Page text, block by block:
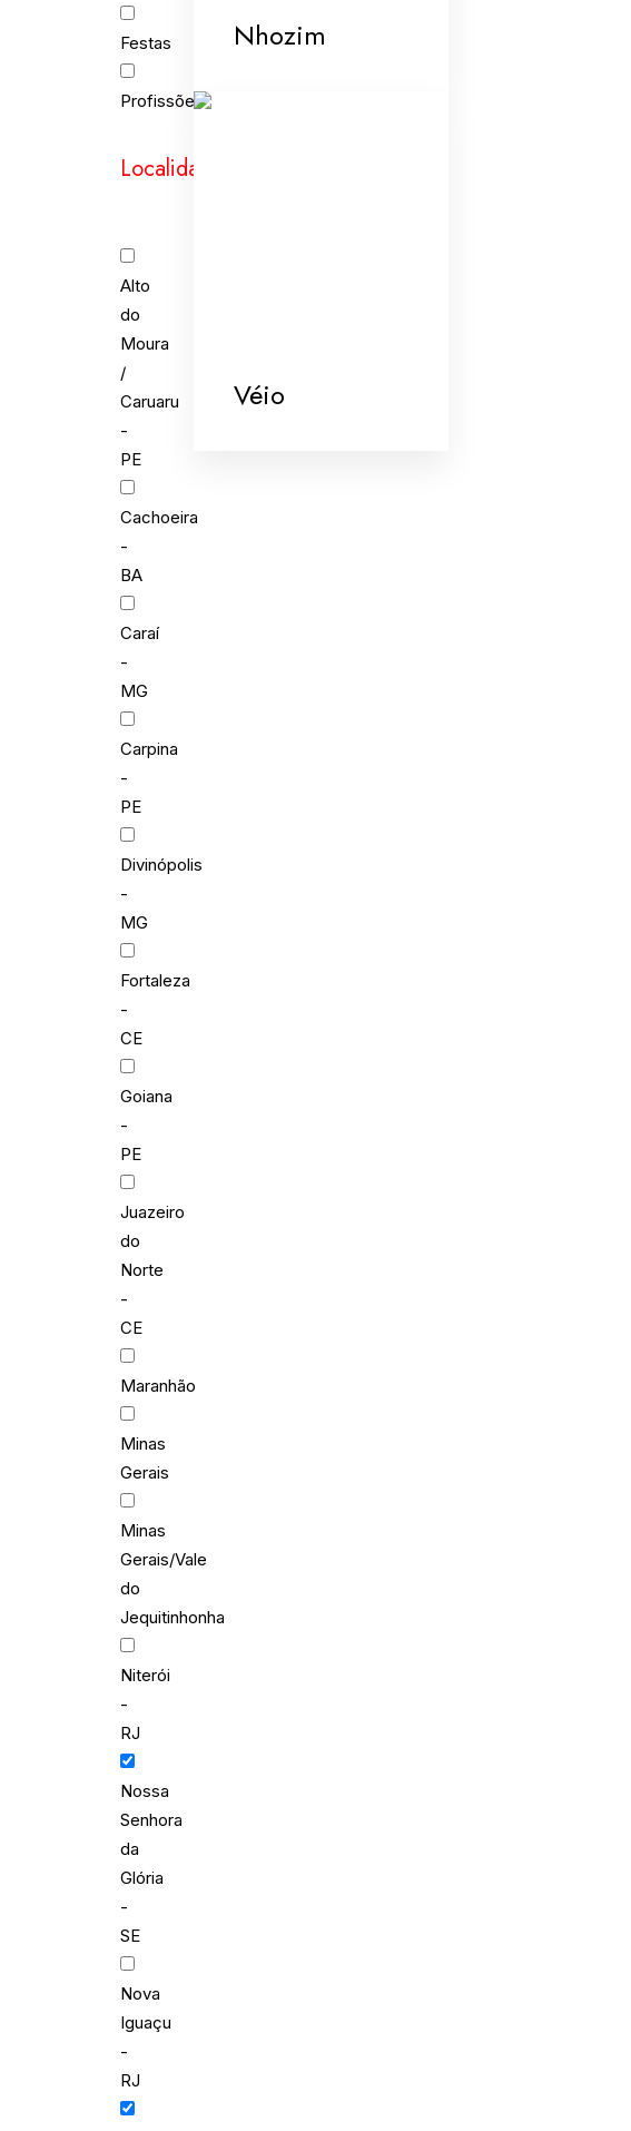
Festas
Profissões
Localidades
Alto
do
Moura
/
Caruaru
-
PE
Cachoeira
-
BA
Caraí
-
MG
Carpina
-
PE
Divinópolis
-
MG
Fortaleza
-
CE
Goiana
-
PE
Juazeiro
do
Norte
-
CE
Maranhão
Minas
Gerais
Minas
Gerais/Vale
do
Jequitinhonha
Niterói
-
RJ
Nossa
Senhora
da
Glória
-
SE
Nova
Iguaçu
-
RJ
Nhozim
Véio